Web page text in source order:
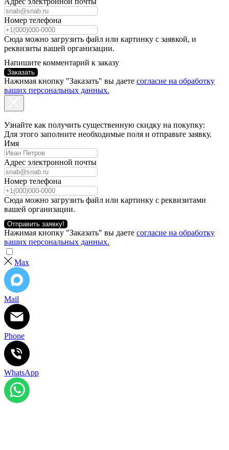
Номер телефона
Сюда можно загрузить файл или картинку с заявкой, и
реквизиты вашей организации.
Напишите комментарий к заказу
Заказать
Нажимая кнопку "Заказать" вы даете согласие на обработку
ваших персональных данных.
Узнайте как получить существенную скидку на покупку:
Для этого заполните необходимые поля и отправьте заявку.
Имя
Адрес электронной почты
Номер телефона
Сюда можно загрузить файл или картинку с реквизитами
вашей организации.
Отправить заявку!
Нажимая кнопку "Заказать" вы даете согласие на обработку
ваших персональных данных.
Max
Mail
Phone
WhatsApp